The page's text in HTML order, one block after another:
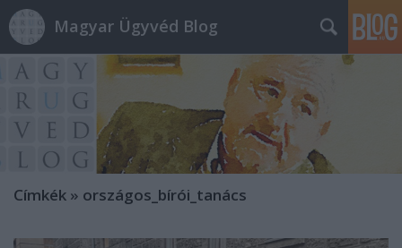
Magyar Ügyvéd Blog
Címkék » országos_bírói_tanács